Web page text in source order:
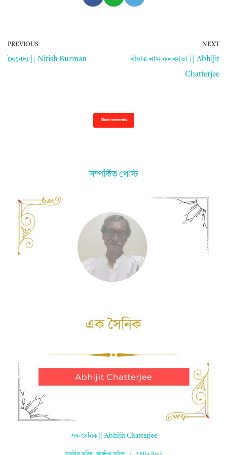
PREVIOUS
নৈবেদ্য || Nitish Burman
NEXT
বাঁচার নাম কলকাতা || Abhijit
Chatterjee
Show comments
সম্পর্কিত পোস্ট
এক সৈনিক || Abhijit Chatterjee